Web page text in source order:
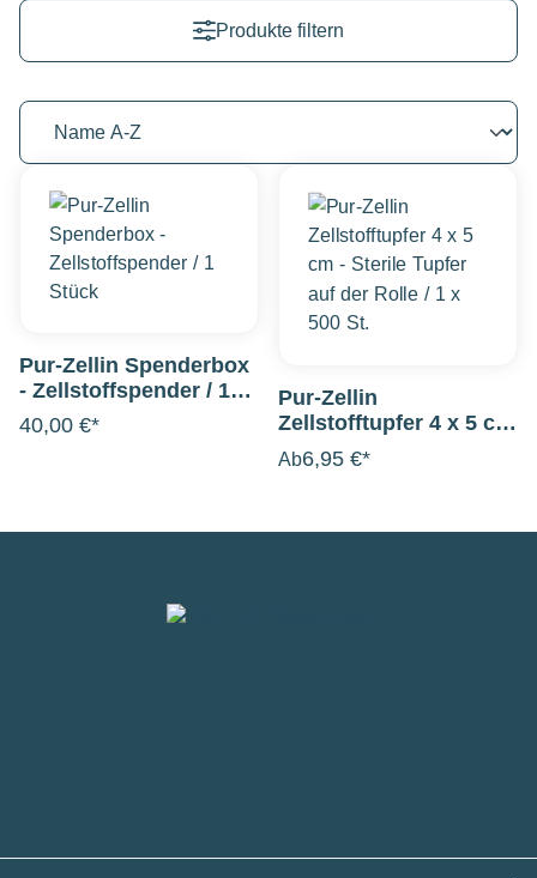
Produkte filtern
Pur-Zellin Spenderbox
- Zellstoffspender / 1
Stück
40,00 €*
Pur-Zellin
Zellstofftupfer 4 x 5 cm
- Sterile Tupfer auf der
Rolle / 1 x 500 St.
Ab6,95 €*